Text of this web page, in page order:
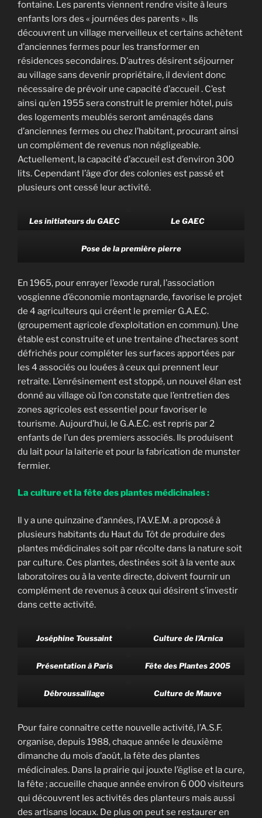
fontaine. Les parents viennent rendre visite à leurs
enfants lors des « journées des parents ». Ils
découvrent un village merveilleux et certains achètent
d’anciennes fermes pour les transformer en
résidences secondaires. D’autres désirent séjourner
au village sans devenir propriétaire, il devient donc
nécessaire de prévoir une capacité d’accueil . C’est
ainsi qu’en 1955 sera construit le premier hôtel, puis
des logements meublés seront aménagés dans
d’anciennes fermes ou chez l’habitant, procurant ainsi
un complément de revenus non négligeable.
Actuellement, la capacité d’accueil est d’environ 300
lits. Cependant l’âge d’or des colonies est passé et
plusieurs ont cessé leur activité.
Les initiateurs du GAEC Le GAEC
Pose de la première pierre
En 1965, pour enrayer l’exode rural, l’association
vosgienne d’économie montagnarde, favorise le projet
de 4 agriculteurs qui créent le premier G.A.E.C.
(groupement agricole d’exploitation en commun). Une
étable est construite et une trentaine d’hectares sont
défrichés pour compléter les surfaces apportées par
les 4 associés ou louées à ceux qui prennent leur
retraite. L’enrésinement est stoppé, un nouvel élan est
donné au village où l’on constate que l’entretien des
zones agricoles est essentiel pour favoriser le
tourisme. Aujourd’hui, le G.A.E.C. est repris par 2
enfants de l’un des premiers associés. Ils produisent
du lait pour la laiterie et pour la fabrication de munster
fermier.
La culture et la fête des plantes médicinales :
Il y a une quinzaine d’années, l’A.V.E.M. a proposé à
plusieurs habitants du Haut du Tôt de produire des
plantes médicinales soit par récolte dans la nature soit
par culture. Ces plantes, destinées soit à la vente aux
laboratoires ou à la vente directe, doivent fournir un
complément de revenus à ceux qui désirent s’investir
dans cette activité.
Joséphine Toussaint Culture de l’Arnica
Présentation à Paris Fête des Plantes 2005
Débroussaillage Culture de Mauve
Pour faire connaître cette nouvelle activité, l’A.S.F.
organise, depuis 1988, chaque année le deuxième
dimanche du mois d’août, la fête des plantes
médicinales. Dans la prairie qui jouxte l’église et la cure,
la fête ; accueille chaque année environ 6 000 visiteurs
qui découvrent les activités des planteurs mais aussi
des artisans locaux. De plus on peut se restaurer en